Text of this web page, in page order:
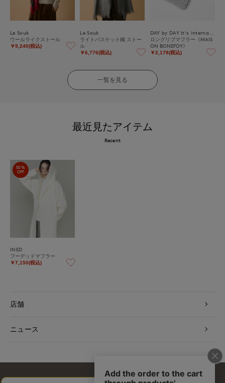
Le Souk
ウールライクストール
￥9,240(税込)
Le Souk
ライトバスケット織 ストー
ル
￥6,776(税込)
ロングリブマフラー《MAIS
ON BONEFOY》
￥2,178(税込)
一覧を見る
最近見たアイテム
Recent
50%
OFF
INED
フーデッドマフラー
￥7,150(税込)
店舗
ニュース